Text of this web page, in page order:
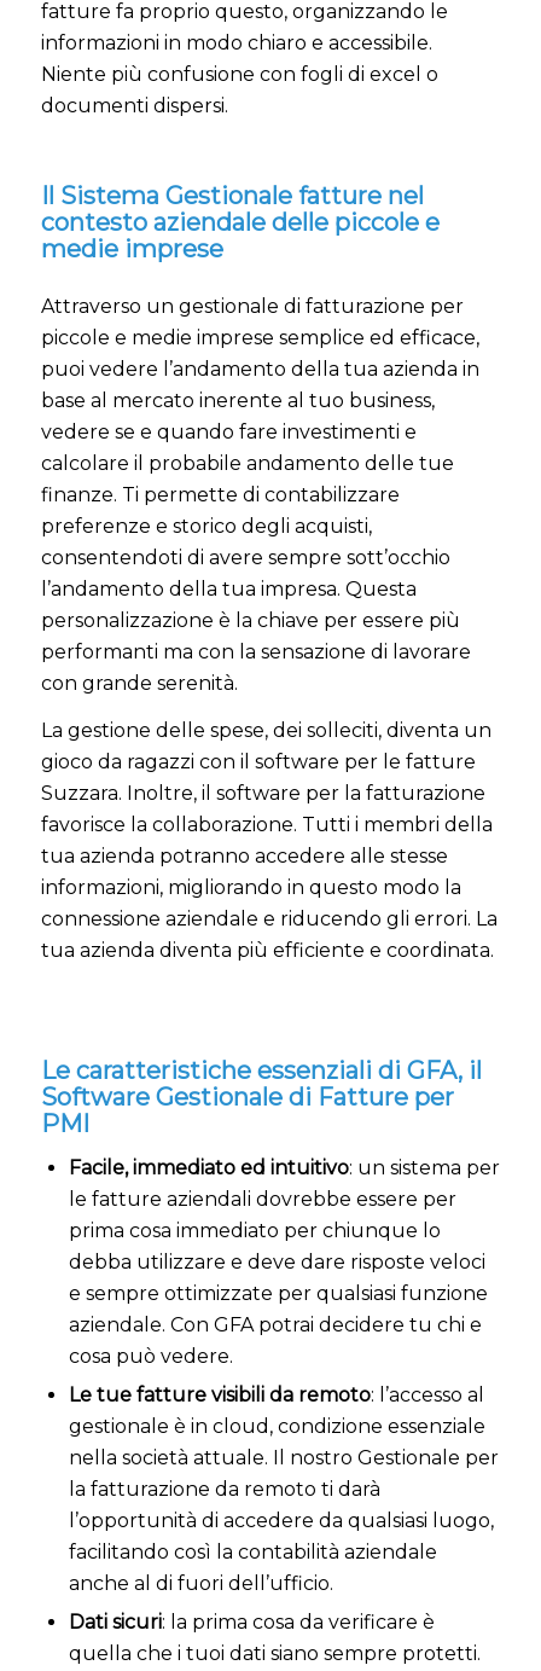
fatture fa proprio questo, organizzando le
informazioni in modo chiaro e accessibile.
Niente più confusione con fogli di excel o
documenti dispersi.
Il Sistema Gestionale fatture nel
contesto aziendale delle piccole e
medie imprese
Attraverso un gestionale di fatturazione per
piccole e medie imprese semplice ed efficace,
puoi vedere l’andamento della tua azienda in
base al mercato inerente al tuo business,
vedere se e quando fare investimenti e
calcolare il probabile andamento delle tue
finanze. Ti permette di contabilizzare
preferenze e storico degli acquisti,
consentendoti di avere sempre sott’occhio
l’andamento della tua impresa. Questa
personalizzazione è la chiave per essere più
performanti ma con la sensazione di lavorare
con grande serenità.
La gestione delle spese, dei solleciti, diventa un
gioco da ragazzi con il software per le fatture
Suzzara. Inoltre, il software per la fatturazione
favorisce la collaborazione. Tutti i membri della
tua azienda potranno accedere alle stesse
informazioni, migliorando in questo modo la
connessione aziendale e riducendo gli errori. La
tua azienda diventa più efficiente e coordinata.
Le caratteristiche essenziali di GFA, il
Software Gestionale di Fatture per
PMI
Facile, immediato ed intuitivo: un sistema per
le fatture aziendali dovrebbe essere per
prima cosa immediato per chiunque lo
debba utilizzare e deve dare risposte veloci
e sempre ottimizzate per qualsiasi funzione
aziendale. Con GFA potrai decidere tu chi e
cosa può vedere.
Le tue fatture visibili da remoto: l’accesso al
gestionale è in cloud, condizione essenziale
nella società attuale. Il nostro Gestionale per
la fatturazione da remoto ti darà
l’opportunità di accedere da qualsiasi luogo,
facilitando così la contabilità aziendale
anche al di fuori dell’ufficio.
Dati sicuri: la prima cosa da verificare è
quella che i tuoi dati siano sempre protetti.